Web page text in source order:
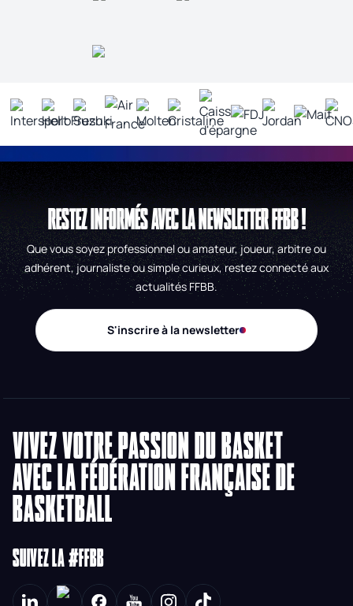
RESTEZ INFORMÉS AVEC LA NEWSLETTER FFBB !
Que vous soyez professionnel ou amateur, joueur, arbitre ou
adhérent, journaliste ou simple curieux, restez connecté aux
actualités FFBB.
S'inscrire à la newsletter
VIVEZ VOTRE PASSION DU BASKET
AVEC LA FÉDÉRATION FRANÇAISE DE
BASKETBALL
SUIVEZ LA #FFBB